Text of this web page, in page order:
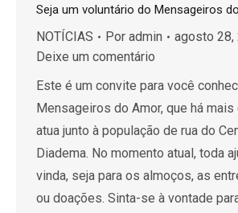
Seja um voluntário do Mensageiros
NOTÍCIAS Por admin
agosto 28,
Deixe um comentário
Este é um convite para você
Mensageiros do Amor, que há mais
atua junto à população de rua do
Diadema. No momento atual, toda
vinda, seja para os almoços, as
ou doações. Sinta-se à vontade